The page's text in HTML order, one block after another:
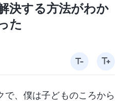
決する方法がわか
た
で、僕は子どものころから